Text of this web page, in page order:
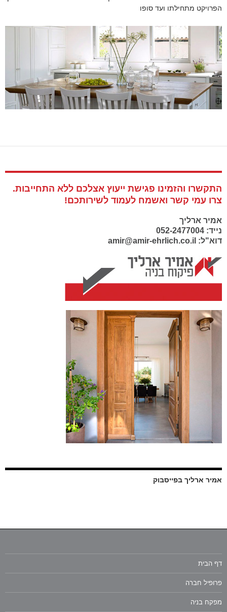
הפרויקט מתחילתו ועד סופו
התקשרו והזמינו פגישת ייעוץ אצלכם ללא התחייבות.
צרו עמי קשר ואשמח לעמוד לשירותכם!
אמיר ארליך
נייד: 052-2477004
דוא"ל: amir@amir-ehrlich.co.il
אמיר ארליך בפייסבוק
דף הבית
פרופיל חברה
מפקח בניה